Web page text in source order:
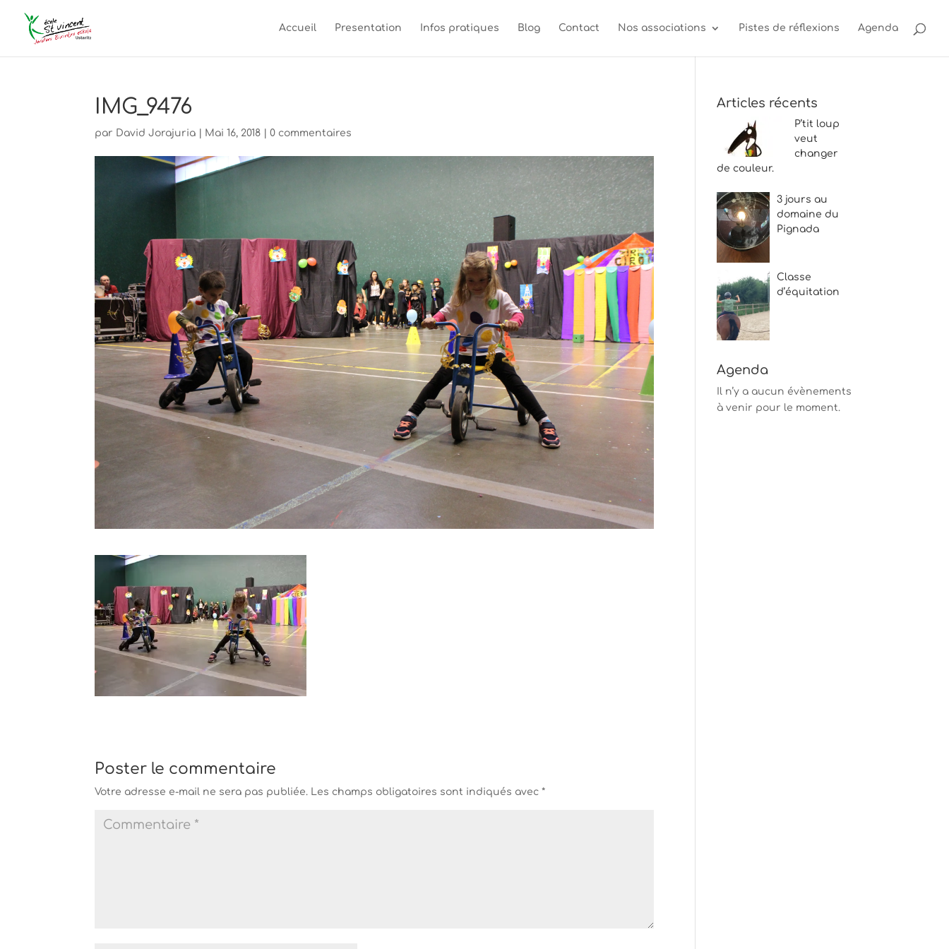
Accueil Presentation Infos pratiques Blog Contact Nos associations Pistes de réflexions Agenda
IMG_9476
par David Jorajuria Mai 16, 2018 |0 commentaires
Poster le commentaire
Votre adresse e-mail ne sera pas publiée. Les champs obligatoires sont indiqués avec*
Articles récents
P’tit loup
veut
changer
de couleur.
3 jours au
domaine du
Pignada
Classe
d’équitation
Agenda
Il n’y a aucun évènements
à venir pour le moment.